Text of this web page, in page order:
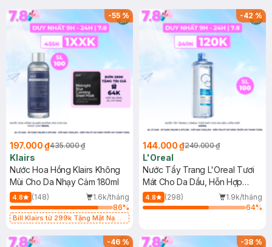
-55%
197.000 ₫435.000 ₫
Klairs
Nước Hoa Hồng Klairs Không
Mùi Cho Da Nhạy Cảm 180ml
4.8 (148)
1.6k/tháng
86%
Bill Klairs từ 299k Tặng Mặt Nạ
25ml (SL Có Hạn)
-42%
144.000 ₫249.000 ₫
L'Oreal
Nước Tẩy Trang L'Oreal Tươi
Mát Cho Da Dầu, Hỗn Hợp
400ml
4.8 (298)
1.9k/tháng
64%
-46% -38%